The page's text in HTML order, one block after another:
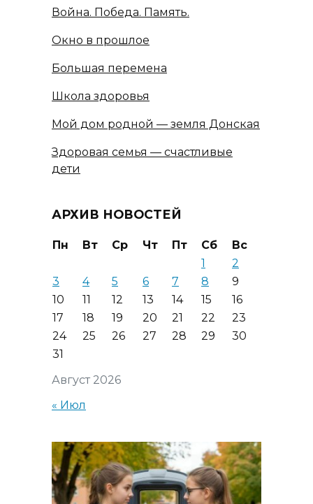
Война. Победа. Память.
Окно в прошлое
Большая перемена
Школа здоровья
Мой дом родной — земля Донская
Здоровая семья — счастливые
дети
АРХИВ НОВОСТЕЙ
Август 2026
Пн Вт Ср Чт Пт Сб
Вс
1
2
3
4 5 6 7 8
9
10
11 12 13 14 15
16
17
18 19 20 21 22
23
24
25 26 27 28 29
30
31
« Июл